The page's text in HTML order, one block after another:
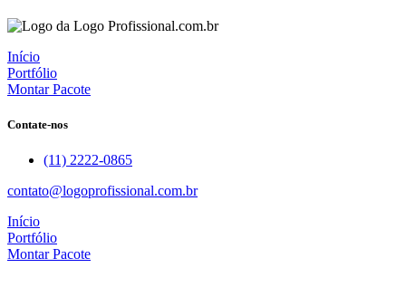
Início
Portfólio
Montar Pacote
Contate-nos
(11) 2222-0865
contato@logoprofissional.com.br
Início
Portfólio
Montar Pacote